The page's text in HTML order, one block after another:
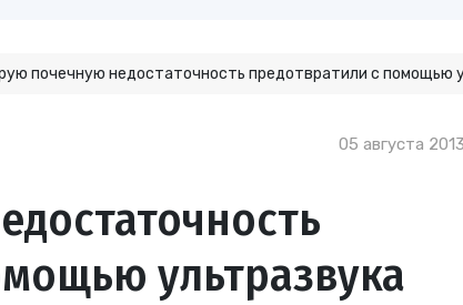
почечную недостаточность предотвратили с помощью
05 августа
ультразвука